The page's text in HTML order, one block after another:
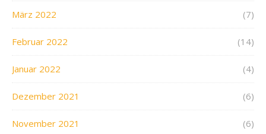
März 2022 (7)
Februar 2022 (14)
Januar 2022 (4)
Dezember 2021 (6)
November 2021 (6)